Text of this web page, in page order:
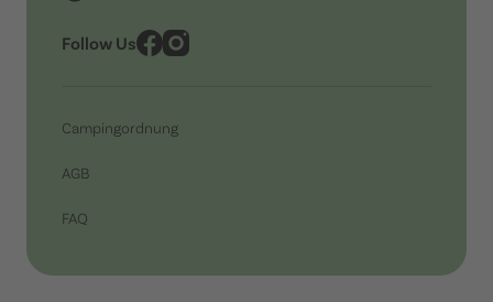
Follow Us
Campingordnung
AGB
FAQ